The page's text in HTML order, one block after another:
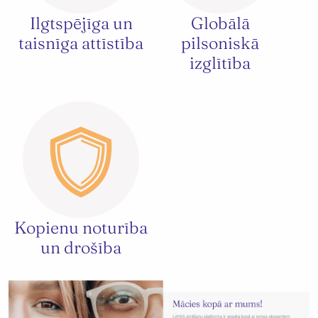
Ilgtspējīga un
taisnīga attīstība
Globālā
pilsoniskā
izglītība
Kopienu noturība
un drošība